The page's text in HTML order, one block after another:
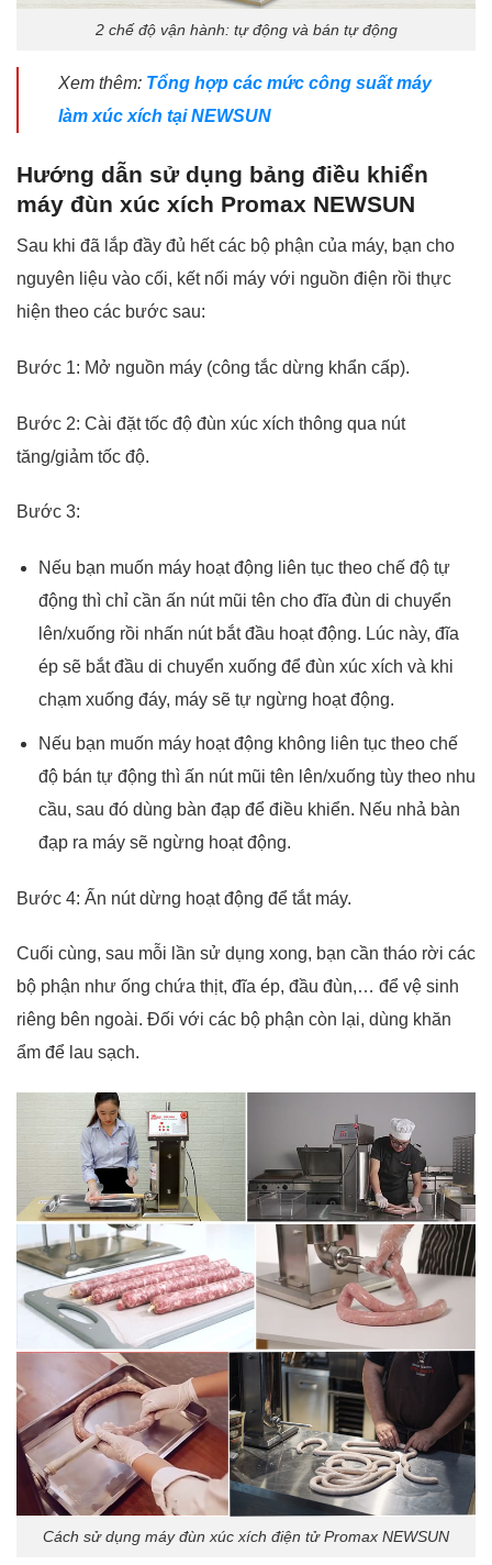
2 chế độ vận hành: tự động và bán tự động
Xem thêm: Tổng hợp các mức công suất máy
làm xúc xích tại NEWSUN
Hướng dẫn sử dụng bảng điều khiển
máy đùn xúc xích Promax NEWSUN
Sau khi đã lắp đầy đủ hết các bộ phận của máy, bạn cho
nguyên liệu vào cối, kết nối máy với nguồn điện rồi thực
hiện theo các bước sau:
Bước 1: Mở nguồn máy (công tắc dừng khẩn cấp).
Bước 2: Cài đặt tốc độ đùn xúc xích thông qua nút
tăng/giảm tốc độ.
Bước 3:
Nếu bạn muốn máy hoạt động liên tục theo chế độ tự
động thì chỉ cần ấn nút mũi tên cho đĩa đùn di chuyển
lên/xuống rồi nhấn nút bắt đầu hoạt động. Lúc này, đĩa
ép sẽ bắt đầu di chuyển xuống để đùn xúc xích và khi
chạm xuống đáy, máy sẽ tự ngừng hoạt động.
Nếu bạn muốn máy hoạt động không liên tục theo chế
độ bán tự động thì ấn nút mũi tên lên/xuống tùy theo nhu
cầu, sau đó dùng bàn đạp để điều khiển. Nếu nhả bàn
đạp ra máy sẽ ngừng hoạt động.
Bước 4: Ấn nút dừng hoạt động để tắt máy.
Cuối cùng, sau mỗi lần sử dụng xong, bạn cần tháo rời các
bộ phận như ống chứa thịt, đĩa ép, đầu đùn,… để vệ sinh
riêng bên ngoài. Đối với các bộ phận còn lại, dùng khăn
ẩm để lau sạch.
Cách sử dụng máy đùn xúc xích điện tử Promax NEWSUN